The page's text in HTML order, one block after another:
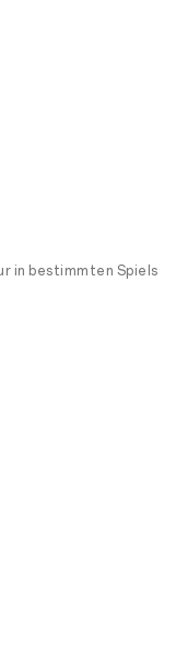
in bestimmten Spiels